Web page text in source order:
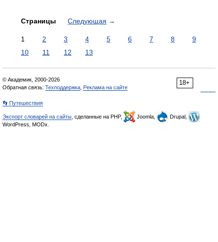
Страницы Следующая →
1 2 3 4 5 6 7 8
9
10
11 12 13
18+
© Академик, 2000-2026
Обратная связь: Техподдержка Реклама на сайте
👣 Путешествия
Экспорт словарей на сайты , сделанные на PHP, Joomla,
Drupal,
WordPress, MODx.